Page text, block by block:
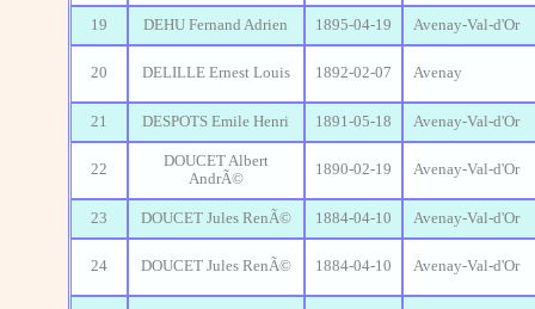
19 DEHU Fernand Adrien 1895-04-19 Avenay-Val-d'Or
20 DELILLE Ernest Louis 1892-02-07 Avenay
21 DESPOTS Emile Henri 1891-05-18 Avenay-Val-d'Or
22
DOUCET Albert
AndrÃ©
1890-02-19 Avenay-Val-d'Or
23 DOUCET Jules RenÃ© 1884-04-10 Avenay-Val-d'Or
24 DOUCET Jules RenÃ© 1884-04-10 Avenay-Val-d'Or